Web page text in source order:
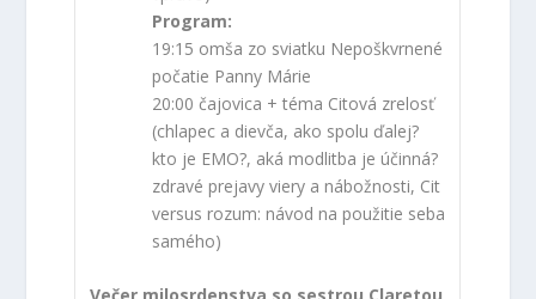
Program:
19:15 omša zo sviatku Nepoškvrnené
počatie Panny Márie
20:00 čajovica + téma Citová zrelosť
(chlapec a dievča, ako spolu ďalej?
kto je EMO?, aká modlitba je účinná?
zdravé prejavy viery a nábožnosti, Cit
versus rozum: návod na použitie seba
samého)
Večer milosrdenstva so sestrou Claretou